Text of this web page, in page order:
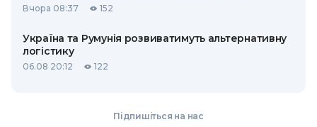
Вчора 08:37 152
Україна та Румунія розвиватимуть альтернативну
логістику
06.08 20:12 122
Підпишіться на нас